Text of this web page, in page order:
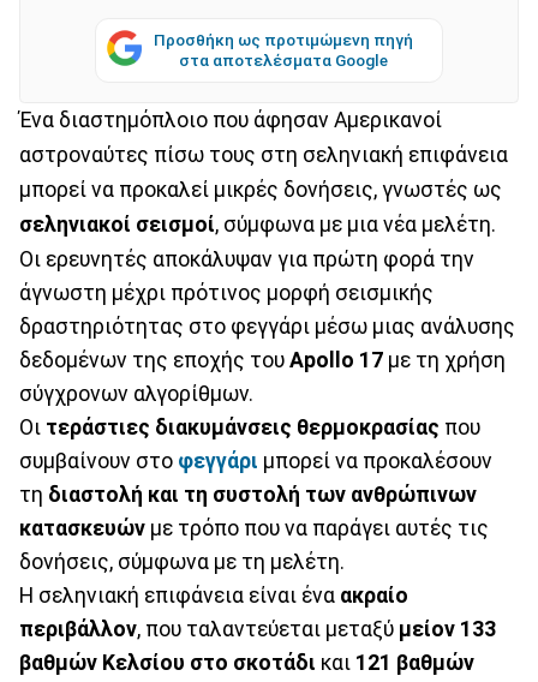
Προσθήκη ως προτιμώμενη πηγή
στα αποτελέσματα Google
Ένα διαστημόπλοιο που άφησαν Αμερικανοί
αστροναύτες πίσω τους στη σεληνιακή επιφάνεια
μπορεί να προκαλεί μικρές δονήσεις, γνωστές ως
σεληνιακοί σεισμοί, σύμφωνα με μια νέα μελέτη.
Οι ερευνητές αποκάλυψαν για πρώτη φορά την
άγνωστη μέχρι πρότινος μορφή σεισμικής
δραστηριότητας στο φεγγάρι μέσω μιας ανάλυσης
δεδομένων της εποχής του Apollo 17 με τη χρήση
σύγχρονων αλγορίθμων.
Οι τεράστιες διακυμάνσεις θερμοκρασίας που
συμβαίνουν στο φεγγάρι μπορεί να προκαλέσουν
τη διαστολή και τη συστολή των ανθρώπινων
κατασκευών με τρόπο που να παράγει αυτές τις
δονήσεις, σύμφωνα με τη μελέτη.
Η σεληνιακή επιφάνεια είναι ένα ακραίο
περιβάλλον, που ταλαντεύεται μεταξύ μείον 133
βαθμών Κελσίου στο σκοτάδι και 121 βαθμών